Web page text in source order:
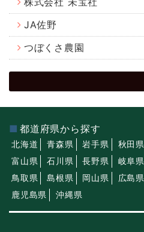
JA佐野
つぼくさ農園
都道府県から探す
北海道 青森県 岩手県 秋田県
富山県
石川県 長野県 岐阜県
鳥取県
島根県 岡山県 広島県
鹿児島県
沖縄県